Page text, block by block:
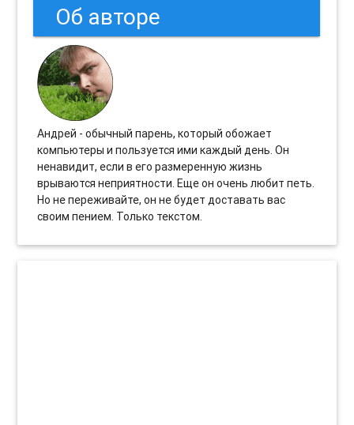
Об авторе
Андрей - обычный парень, который обожает
компьютеры и пользуется ими каждый день. Он
ненавидит, если в его размеренную жизнь
врываются неприятности. Еще он очень любит петь.
Но не переживайте, он не будет доставать вас
своим пением. Только текстом.